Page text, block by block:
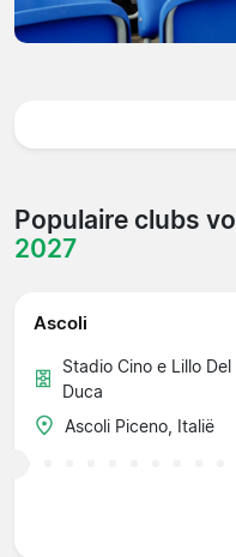
Populaire clubs
2027
Ascoli
Stadio Cino e Lillo Del
Duca
Ascoli Piceno, Italië